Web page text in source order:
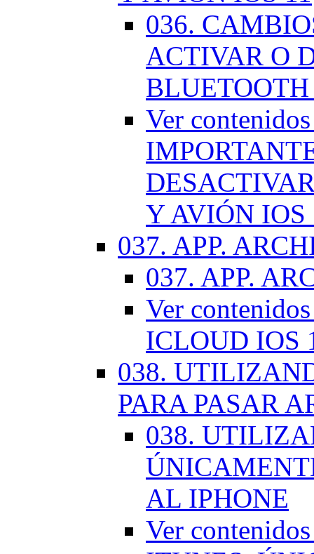
036.
ACTIVAR O
Ver
Y AVIÓN IOS
037. APP.
037. APP.
Ver
ICLOUD IOS
038.
PARA PASAR
038.
AL IPHONE
Ver